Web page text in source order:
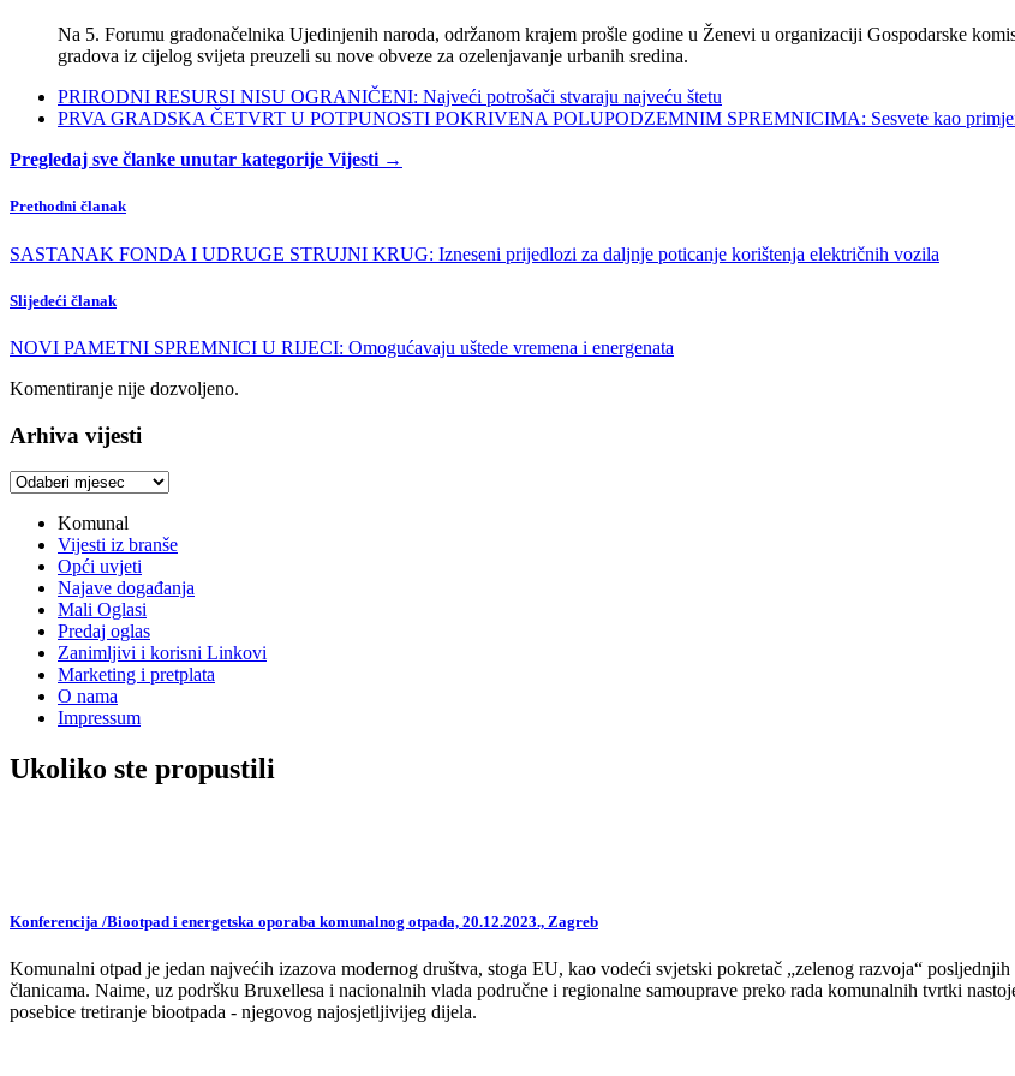
Na 5. Forumu gradonačelnika Ujedinjenih naroda, održanom krajem prošle godine u Ženevi u organizaciji Gospodarske
gradova iz cijelog svijeta preuzeli su nove obveze za ozelenjavanje urbanih sredina.
PRIRODNI RESURSI NISU OGRANIČENI: Najveći potrošači stvaraju najveću štetu
PRVA GRADSKA ČETVRT U POTPUNOSTI POKRIVENA POLUPODZEMNIM SPREMNICIMA: Sesvete kao primjer
Pregledaj sve članke unutar kategorije Vijesti →
Prethodni članak
SASTANAK FONDA I UDRUGE STRUJNI KRUG: Izneseni prijedlozi za daljnje poticanje korištenja električnih vozila
Slijedeći članak
NOVI PAMETNI SPREMNICI U RIJECI: Omogućavaju uštede vremena i energenata
Komentiranje nije dozvoljeno.
Arhiva vijesti
Arhiva
Komunal
Vijesti iz branše
Opći uvjeti
Najave događanja
Mali Oglasi
Predaj oglas
Zanimljivi i korisni Linkovi
Marketing i pretplata
O nama
Impressum
Ukoliko ste propustili
Konferencija /Biootpad i energetska oporaba komunalnog otpada, 20.12.2023., Zagreb
Komunalni otpad je jedan najvećih izazova modernog društva, stoga EU, kao vodeći svjetski pokretač „zelenog razvoja“
članicama. Naime, uz podršku Bruxellesa i nacionalnih vlada područne i regionalne samouprave preko rada komunalnih tvrtki
posebice tretiranje biootpada - njegovog najosjetljivijeg dijela.